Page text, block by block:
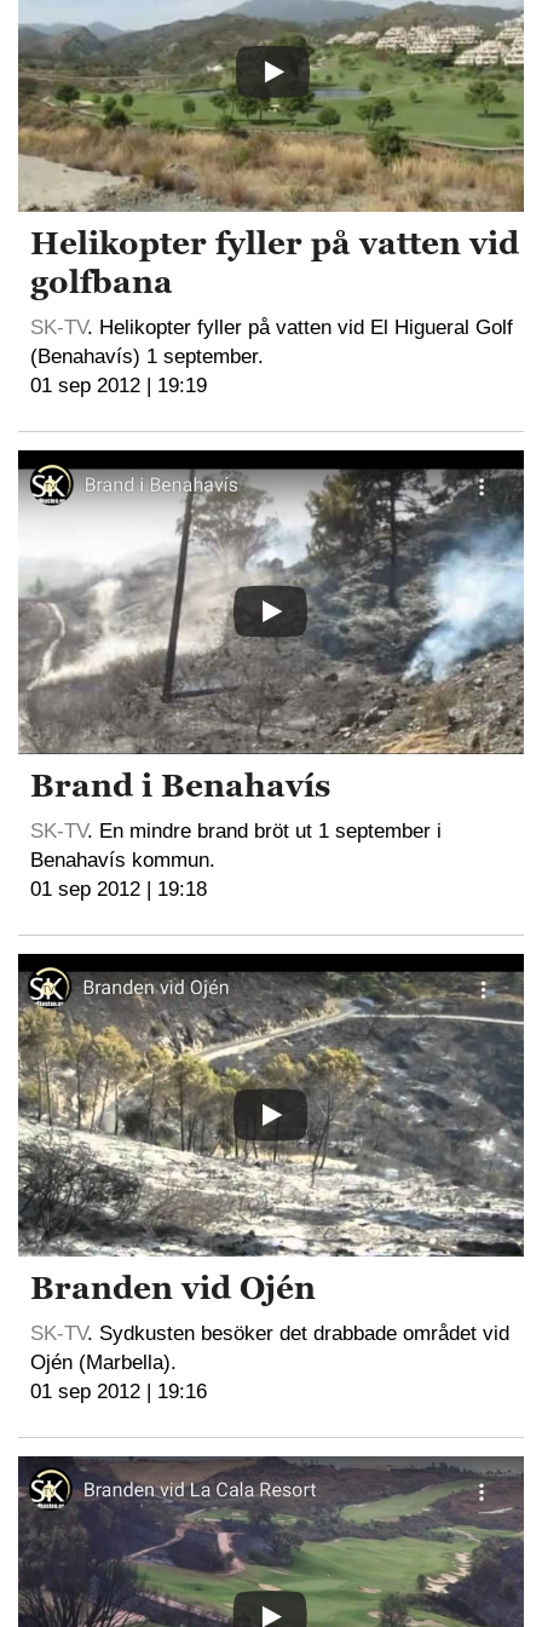
Helikopter fyller på vatten vid
golfbana
SK-TV. Helikopter fyller på vatten vid El Higueral Golf
(Benahavís) 1 september.
01 sep 2012 | 19:19
Brand i Benahavís
SK-TV. En mindre brand bröt ut 1 september i
Benahavís kommun.
01 sep 2012 | 19:18
Branden vid Ojén
SK-TV. Sydkusten besöker det drabbade området vid
Ojén (Marbella).
01 sep 2012 | 19:16